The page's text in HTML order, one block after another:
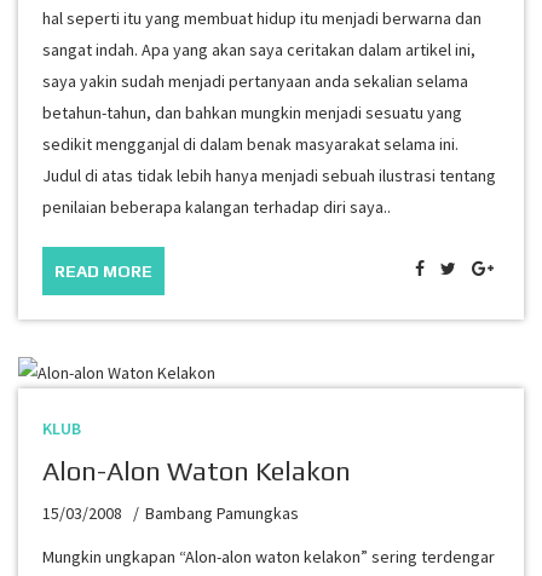
hal seperti itu yang membuat hidup itu menjadi berwarna dan
sangat indah. Apa yang akan saya ceritakan dalam artikel ini,
saya yakin sudah menjadi pertanyaan anda sekalian selama
betahun-tahun, dan bahkan mungkin menjadi sesuatu yang
sedikit mengganjal di dalam benak masyarakat selama ini.
Judul di atas tidak lebih hanya menjadi sebuah ilustrasi tentang
penilaian beberapa kalangan terhadap diri saya..
READ MORE
KLUB
Alon-Alon Waton Kelakon
15/03/2008
Bambang Pamungkas
Mungkin ungkapan “Alon-alon waton kelakon” sering terdengar